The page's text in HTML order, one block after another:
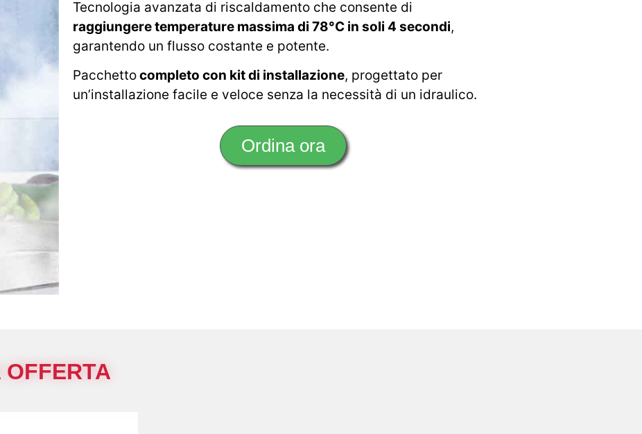
Tecnologia avanzata di riscaldamento che consente di
raggiungere temperature massima di 78°C in soli 4 secondi,
garantendo un flusso costante e potente.
Pacchettocompleto con kit di installazione, progettato per
un’installazione facile e veloce senza la necessità di un idraulico.
Ordina ora
OFFERTA